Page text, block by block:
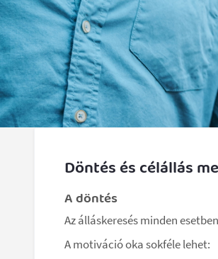
Döntés és célállás
A döntés
Az álláskeresés minden
A motiváció oka sokféle lehet: